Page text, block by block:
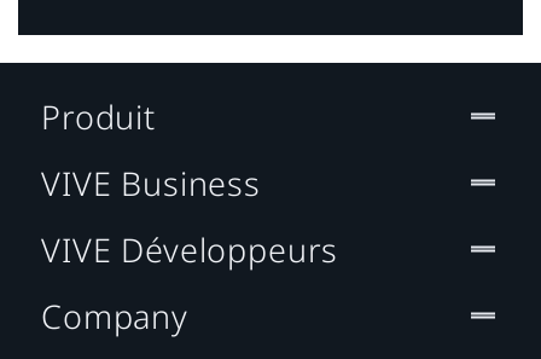
Produit
VIVE Business
VIVE Développeurs
Company